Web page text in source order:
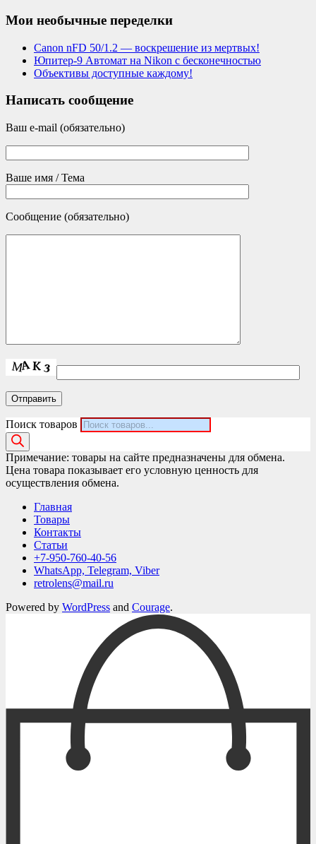
Мои необычные переделки
Canon nFD 50/1.2 — воскрешение из мертвых!
Юпитер-9 Автомат на Nikon с бесконечностью
Объективы доступные каждому!
Написать сообщение
Ваш e-mail (обязательно)
Ваше имя / Тема
Сообщение (обязательно)
Поиск товаров
Примечание: товары на сайте предназначены для обмена.
Цена товара показывает его условную ценность для
осуществления обмена.
Главная
Товары
Контакты
Статьи
+7-950-760-40-56
WhatsApp, Telegram, Viber
retrolens@mail.ru
Powered by WordPress and Courage.